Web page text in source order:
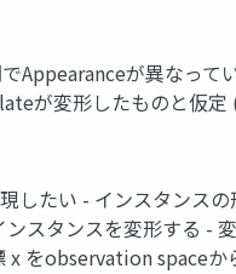
Appearanceが異なっ
が変形したものと仮
たい - インスタンス
スタンスを変形する -
をobservation space